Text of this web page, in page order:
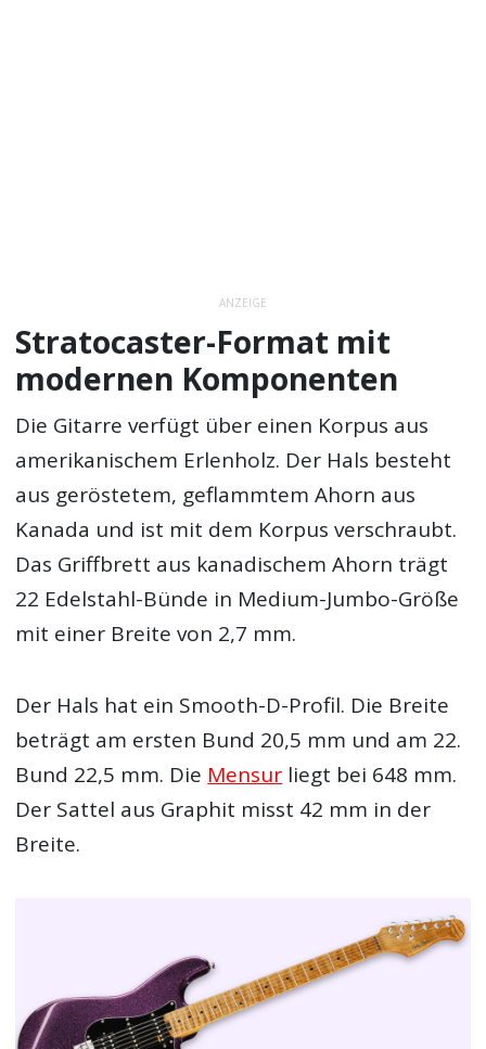
ANZEIGE
Stratocaster-Format mit
modernen Komponenten
Die Gitarre verfügt über einen Korpus aus
amerikanischem Erlenholz. Der Hals besteht
aus geröstetem, geflammtem Ahorn aus
Kanada und ist mit dem Korpus verschraubt.
Das Griffbrett aus kanadischem Ahorn trägt
22 Edelstahl-Bünde in Medium-Jumbo-Größe
mit einer Breite von 2,7 mm.
Der Hals hat ein Smooth-D-Profil. Die Breite
beträgt am ersten Bund 20,5 mm und am 22.
Bund 22,5 mm. Die Mensur liegt bei 648 mm.
Der Sattel aus Graphit misst 42 mm in der
Breite.